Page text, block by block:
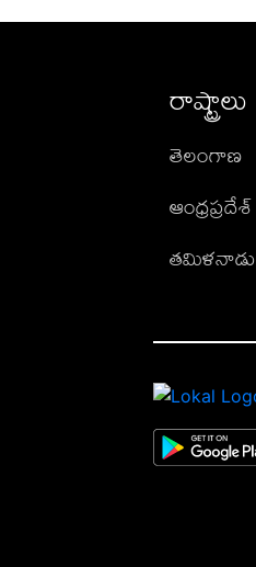
రాష్ట్రాలు
తెలంగాణ
ఆంధ్రప్రదేశ్
తమిళనాడు